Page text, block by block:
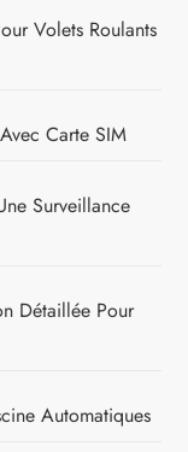
Volets Roulants
Carte SIM
Surveillance
Détaillée Pour
Automatiques